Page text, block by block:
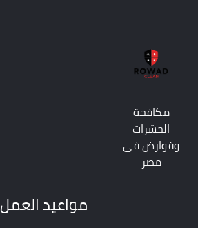
مكافحة
الحشرات
وقوارض في
مصر
مواعيد العمل